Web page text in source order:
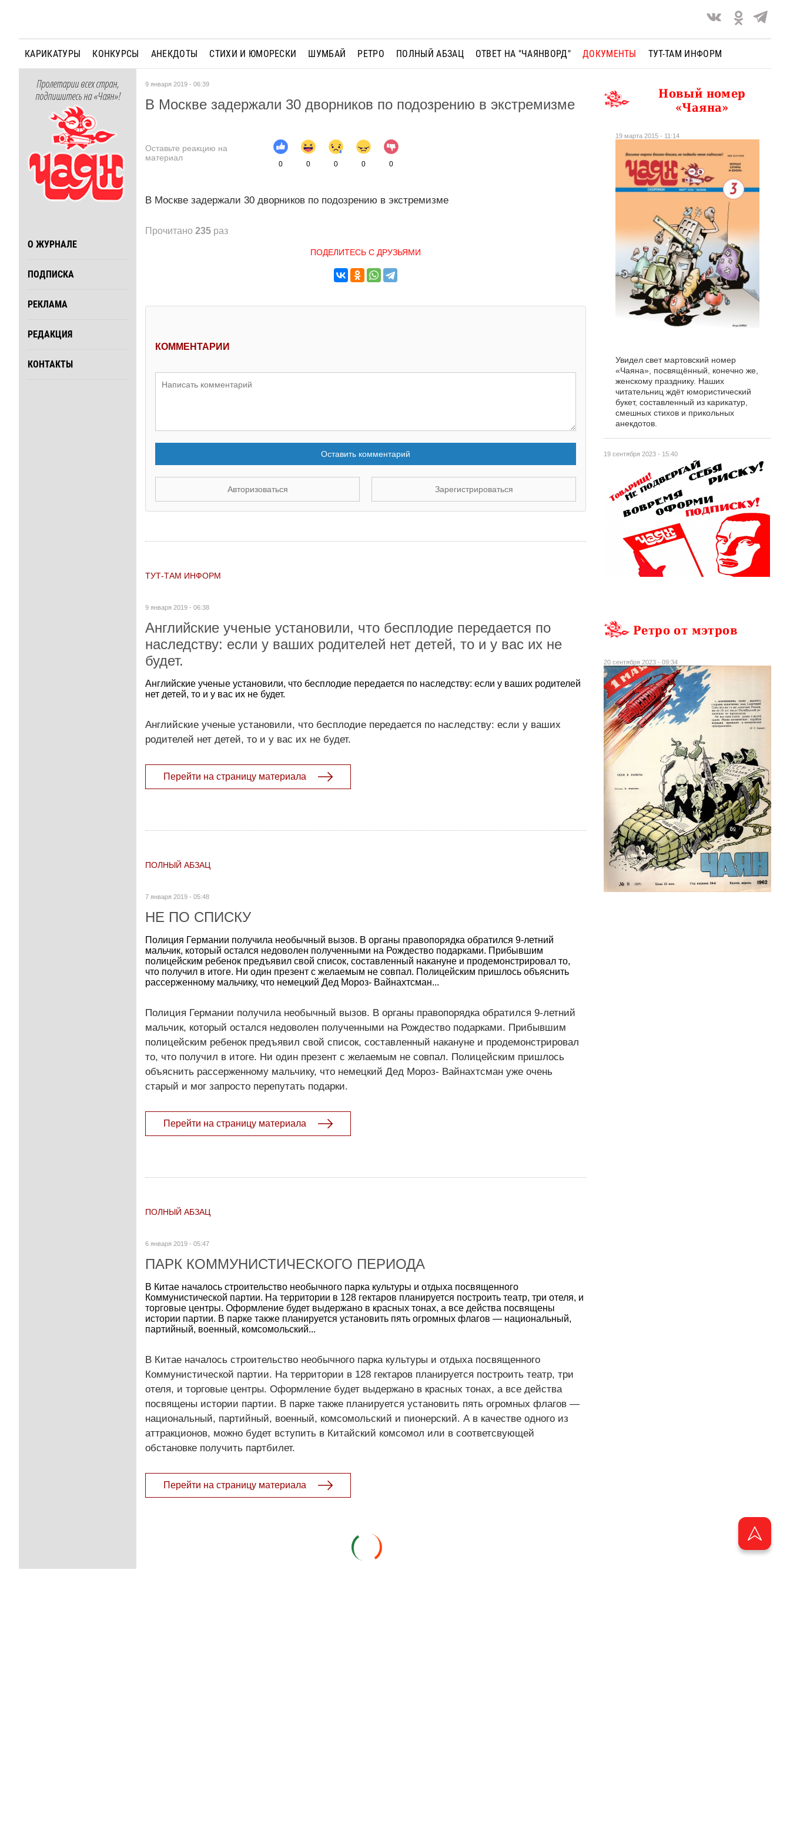
КАРИКАТУРЫ КОНКУРСЫ АНЕКДОТЫ СТИХИ И ЮМОРЕСКИ ШУМБАЙ РЕТРО ПОЛНЫЙ АБЗАЦ ОТВЕТ НА "ЧАЯНВОРД" ДОКУМЕНТЫ ТУТ-ТАМ ИНФОРМ
Пролетарии всех стран,
подпишитесь на «Чаян»!
О ЖУРНАЛЕ
ПОДПИСКА
РЕКЛАМА
РЕДАКЦИЯ
КОНТАКТЫ
9 января 2019 - 06:39
В Москве задержали 30 дворников по подозрению в экстремизме
Оставьте реакцию на
материал
0 0 0 0 0
В Москве задержали 30 дворников по подозрению в экстремизме
Прочитано 235 раз
ПОДЕЛИТЕСЬ С ДРУЗЬЯМИ
КОММЕНТАРИИ
Оставить комментарий
Авторизоваться Зарегистрироваться
ТУТ-ТАМ ИНФОРМ
9 января 2019 - 06:38
Английские ученые установили, что бесплодие передается по
наследству: если у ваших родителей нет детей, то и у вас их не
будет.
Английские ученые установили, что бесплодие передается по наследству: если у ваших родителей
нет детей, то и у вас их не будет.
Английские ученые установили, что бесплодие передается по наследству: если у ваших
родителей нет детей, то и у вас их не будет.
Перейти на страницу материала
ПОЛНЫЙ АБЗАЦ
7 января 2019 - 05:48
НЕ ПО СПИСКУ
Полиция Германии получила необычный вызов. В органы правопорядка обратился 9-летний
мальчик, который остался недоволен полученными на Рождество подарками. Прибывшим
полицейским ребенок предъявил свой список, составленный накануне и продемонстрировал то,
что получил в итоге. Ни один презент с желаемым не совпал. Полицейским пришлось объяснить
рассерженному мальчику, что немецкий Дед Мороз- Вайнахтсман...
Полиция Германии получила необычный вызов. В органы правопорядка обратился 9-летний
мальчик, который остался недоволен полученными на Рождество подарками. Прибывшим
полицейским ребенок предъявил свой список, составленный накануне и продемонстрировал
то, что получил в итоге. Ни один презент с желаемым не совпал. Полицейским пришлось
объяснить рассерженному мальчику, что немецкий Дед Мороз- Вайнахтсман уже очень
старый и мог запросто перепутать подарки.
Перейти на страницу материала
ПОЛНЫЙ АБЗАЦ
6 января 2019 - 05:47
ПАРК КОММУНИСТИЧЕСКОГО ПЕРИОДА
В Китае началось строительство необычного парка культуры и отдыха посвященного
Коммунистической партии. На территории в 128 гектаров планируется построить театр, три отеля, и
торговые центры. Оформление будет выдержано в красных тонах, а все действа посвящены
истории партии. В парке также планируется установить пять огромных флагов — национальный,
партийный, военный, комсомольский...
В Китае началось строительство необычного парка культуры и отдыха посвященного
Коммунистической партии. На территории в 128 гектаров планируется построить театр, три
отеля, и торговые центры. Оформление будет выдержано в красных тонах, а все действа
посвящены истории партии. В парке также планируется установить пять огромных флагов —
национальный, партийный, военный, комсомольский и пионерский. А в качестве одного из
аттракционов, можно будет вступить в Китайский комсомол или в соответсвующей
обстановке получить партбилет.
Перейти на страницу материала
19 сентября 2023 - 15:40
Новый номер
«Чаяна»
19 марта 2015 - 11:14
Увидел свет мартовский номер
«Чаяна», посвящённый, конечно же,
женскому празднику. Наших
читательниц ждёт юмористический
букет, составленный из карикатур,
смешных стихов и прикольных
анекдотов.
Ретро от мэтров
20 сентября 2023 - 09:34